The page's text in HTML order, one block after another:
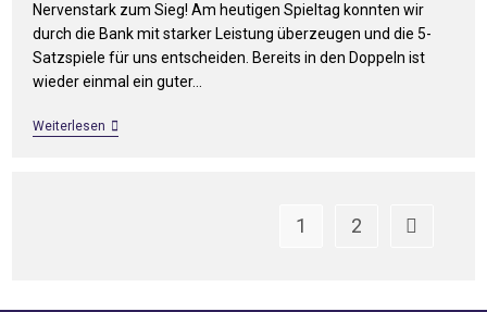
Nervenstark zum Sieg! Am heutigen Spieltag konnten wir
durch die Bank mit starker Leistung überzeugen und die 5-
Satzspiele für uns entscheiden. Bereits in den Doppeln ist
wieder einmal ein guter…
Weiterlesen
1 2